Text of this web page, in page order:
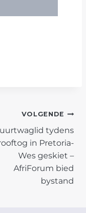
VOLGENDE
tydens
in Pretoria-
Wes geskiet –
AfriForum bied
bystand